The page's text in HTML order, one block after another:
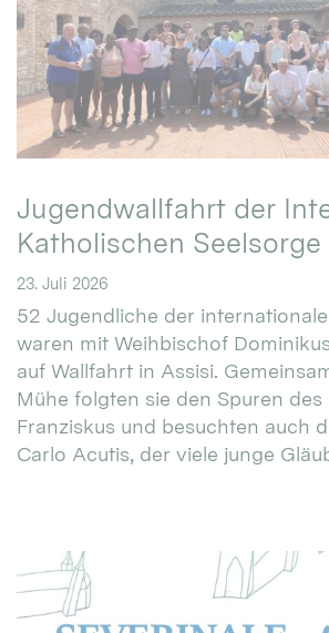
Jugendwallfahrt der
Katholischen
23. Juli 2026
52 Jugendliche der
waren mit Weihbischof
auf Wallfahrt in Assisi.
Mühe folgten sie den Spuren des
Franziskus und besuchten auch
Carlo Acutis, der viele junge